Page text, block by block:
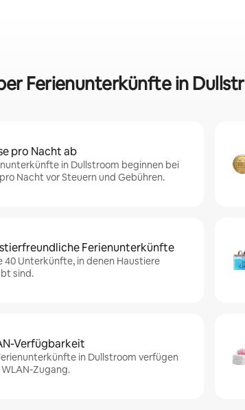
Ferienunterkünfte in
pro Nacht ab
in Dullstroom beginnen bei
Nacht vor Steuern und Gebühren.
Ferienunterkünfte
40 Unterkünfte, in denen Haustiere
sind.
Verfügbarkeit
in Dullstroom verfügen
Zugang.